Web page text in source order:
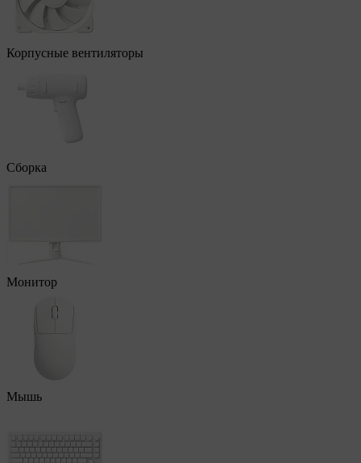
Корпусные вентиляторы
Сборка
Монитор
Мышь